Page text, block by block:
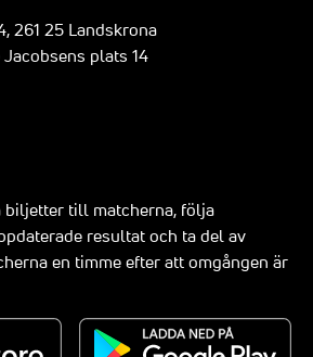
261 25 Landskrona
Jacobsens plats 14
biljetter till matcherna, följa
resultat och ta del av
en timme efter att omgången är